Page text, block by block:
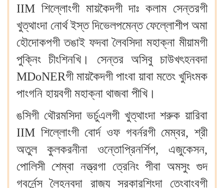
IIM শিল্লোংগী মায়কৈদগী দাঃ কলাম সেন্তরগী
খুত্থাংদা নোর্থ ইস্ত দিভেলপমেন্ত ফেল্লোশীপ অমা
হৌদোকপগী তঙাই ফদবা লৈবসিদা মহাক্না মীয়ামগী
পুক্নিং চীংশিনখি। সেন্তর অসিবু চাউখৎহনবদা
MDoNERগী মায়কৈদগী পাংবা য়াবা মতেং খুদিংমক
পাংগনি হায়বগী মহাক্না থাজবা পীখি।
ঙসিগী থৌরমসিদা ভর্চুএলগী খুত্থাংদা শরুক য়ারিবা
IIM শিল্লোংগী বোর্দ ওফ গবর্নরগী মেম্বর, শ্রী
অতুল কুলকরনীনা ওন্তোপ্রিনর্শিপ, এজুকেসন,
পোলিসী শেম্বা নত্ত্রগা ত্রেনিং পীবা অমসুং গুদ
গবর্নেন্স লৈহনবদা রাজ্য সরকারশিংদা তেংবাংবগী